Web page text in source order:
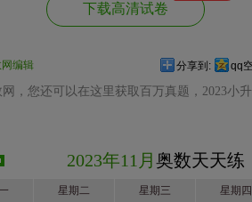
下载高清试卷
编辑 分享到: qq
，您还可以在这里获取百万真题，2023小
2023年11月 奥数天天练
星期二 星期三 星期四